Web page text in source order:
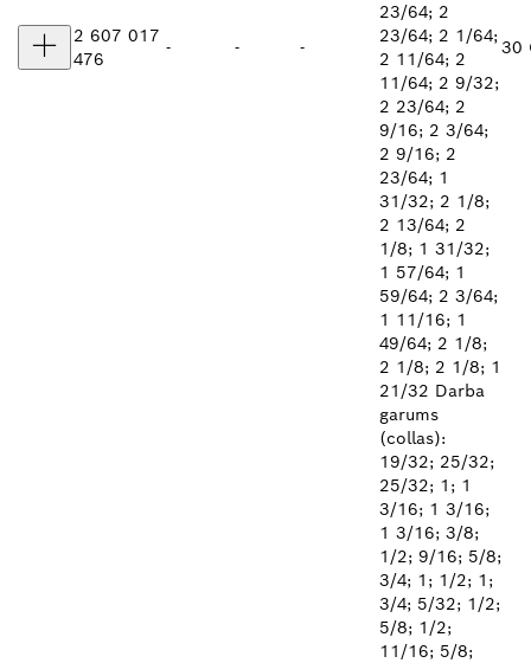
2 607 017
476
- - -
23/64; 2
23/64; 2 1/64;
2 11/64; 2
11/64; 2 9/32;
2 23/64; 2
9/16; 2 3/64;
2 9/16; 2
23/64; 1
31/32; 2 1/8;
2 13/64; 2
1/8; 1 31/32;
1 57/64; 1
59/64; 2 3/64;
1 11/16; 1
49/64; 2 1/8;
2 1/8; 2 1/8; 1
21/32 Darba
garums
(collas):
19/32; 25/32;
25/32; 1; 1
3/16; 1 3/16;
1 3/16; 3/8;
1/2; 9/16; 5/8;
3/4; 1; 1/2; 1;
3/4; 5/32; 1/2;
5/8; 1/2;
11/16; 5/8;
30